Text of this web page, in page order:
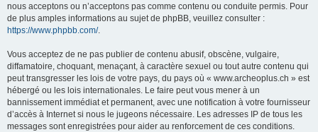
nous acceptons ou n’acceptons pas comme contenu ou conduite permis. Pour
de plus amples informations au sujet de phpBB, veuillez consulter :
https://www.phpbb.com/.
Vous acceptez de ne pas publier de contenu abusif, obscène, vulgaire,
diffamatoire, choquant, menaçant, à caractère sexuel ou tout autre contenu qui
peut transgresser les lois de votre pays, du pays où « www.archeoplus.ch » est
hébergé ou les lois internationales. Le faire peut vous mener à un
bannissement immédiat et permanent, avec une notification à votre fournisseur
d’accès à Internet si nous le jugeons nécessaire. Les adresses IP de tous les
messages sont enregistrées pour aider au renforcement de ces conditions.